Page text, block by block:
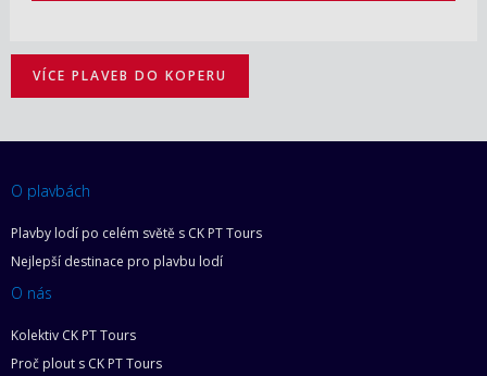
VÍCE PLAVEB DO KOPERU
O plavbách
Plavby lodí po celém světě s CK PT Tours
Nejlepší destinace pro plavbu lodí
O nás
Kolektiv CK PT Tours
Proč plout s CK PT Tours